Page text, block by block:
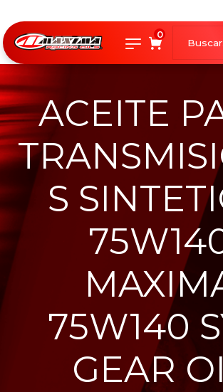
0
ACEITE
S
75W140
GEAR